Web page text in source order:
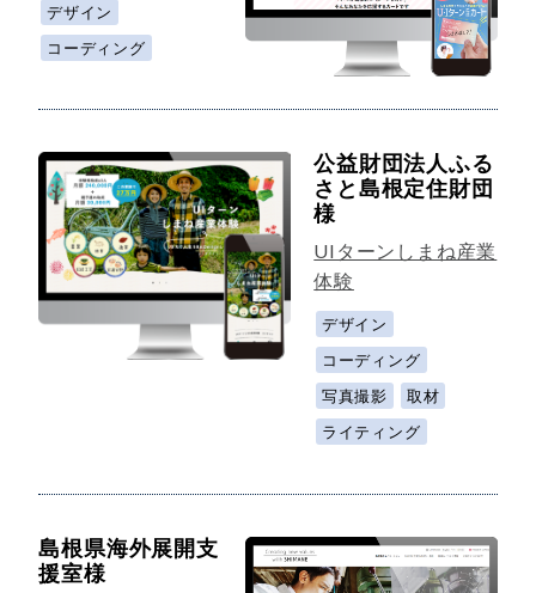
デザイン
コーディング
公益財団法人ふる
さと島根定住財団
様
UIターンしまね産業
体験
デザイン
コーディング
写真撮影
取材
ライティング
島根県海外展開支
援室様